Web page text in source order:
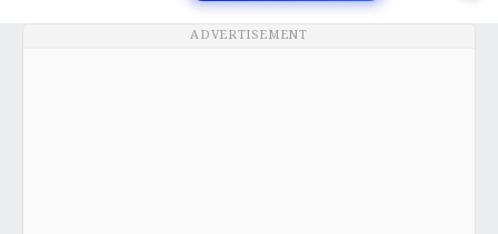
ADVERTISEMENT